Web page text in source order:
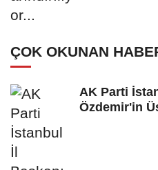
ÇOK OKUNAN
AK Parti
Özdemir'in